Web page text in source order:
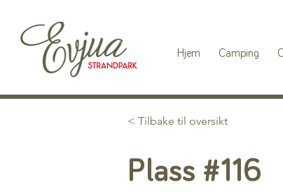
Hjem Camping
< Tilbake til oversikt
Plass #116